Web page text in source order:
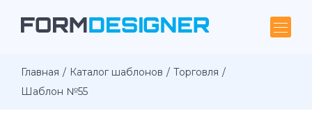
Главная Каталог шаблонов
Торговля
Шаблон №55